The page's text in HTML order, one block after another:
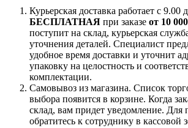
Курьерская доставка работает с 9.00
БЕСПЛАТНАЯ при заказе от 10
поступит на склад, курьерская
уточнения деталей. Специалист
удобное время доставки и уточнит
упаковку на целостность и
комплектации.
Самовывоз из магазина. Список
выбора появится в корзине. Когда
склад, вам придет уведомление. Для
обратитесь к сотруднику в кассовой